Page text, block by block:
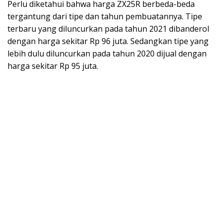
Perlu diketahui bahwa harga ZX25R berbeda-beda
tergantung dari tipe dan tahun pembuatannya. Tipe
terbaru yang diluncurkan pada tahun 2021 dibanderol
dengan harga sekitar Rp 96 juta. Sedangkan tipe yang
lebih dulu diluncurkan pada tahun 2020 dijual dengan
harga sekitar Rp 95 juta.